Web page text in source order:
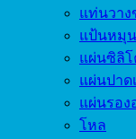
แท่นวาง
แป้นหมุ
แผ่นซิลิ
แผ่นปาด
แผ่นรอง
โหล